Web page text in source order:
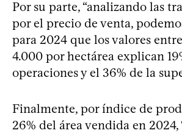
Por su parte, “analizando las
por el precio de venta,
para 2024 que los valores
4.000 por hectárea explican
operaciones y el 36% de la
Finalmente, por índice de
26% del área vendida en 2024,